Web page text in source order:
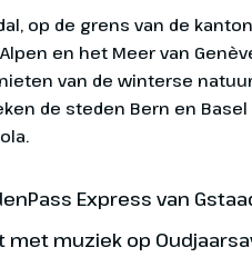
op de grens van de
en het Meer van
van de winterse
de steden Bern en
Express van
met muziek op
naar het
koffie gaat
naar het
de